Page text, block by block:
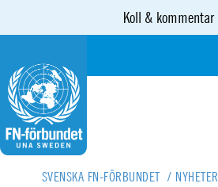
Koll & kommentar
SVENSKA FN-FÖRBUNDET / NYHETER